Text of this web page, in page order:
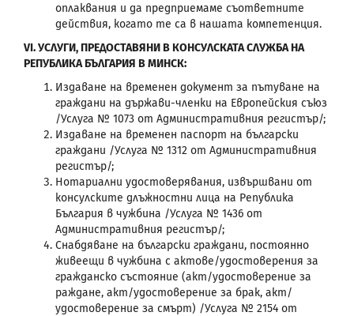
оплаквания и да предприемаме съответните
действия, когато те са в нашата компетенция.
VI. УСЛУГИ, ПРЕДОСТАВЯНИ В КОНСУЛСКАТА СЛУЖБА НА
РЕПУБЛИКА БЪЛГАРИЯ В МИНСК:
Издаване на временен документ за пътуване на
граждани на държави-членки на Европейския съюз
/Услуга № 1073 от Административния регистър/;
Издаване на временен паспорт на български
граждани /Услуга № 1312 от Административния
регистър/;
Нотариални удостоверявания, извършвани от
консулските длъжностни лица на Република
България в чужбина /Услуга № 1436 от
Административния регистър/;
Снабдяване на български граждани, постоянно
живеещи в чужбина с актове/удостоверения за
гражданско състояние (акт/удостоверение за
раждане, акт/удостоверение за брак, акт/
удостоверение за смърт) /Услуга № 2154 от